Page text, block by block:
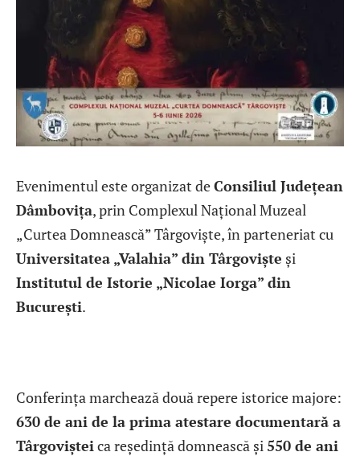
Evenimentul este organizat deConsiliul Județean
Dâmbovița, prin Complexul Național Muzeal
„Curtea Domnească” Târgoviște, în parteneriat cu
Universitatea „Valahia” din Târgoviște și
Institutul de Istorie „Nicolae Iorga” din
București.
Conferința marchează două repere istorice majore:
630 de ani de la prima atestare documentară a
Târgoviștei ca reședință domnească și 550 de ani